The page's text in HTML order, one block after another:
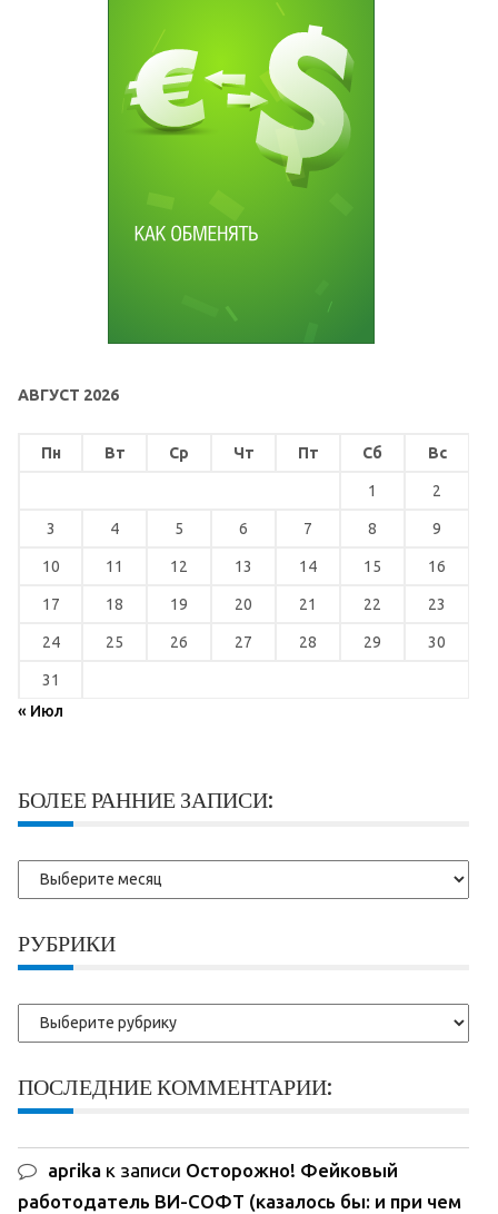
АВГУСТ 2026
Пн Вт Ср Чт Пт Сб Вс
1 2
3 4 5 6 7 8 9
10 11 12 13 14 15 16
17 18 19 20 21 22 23
24 25 26 27 28 29 30
31
« Июл
БОЛЕЕ РАННИЕ ЗАПИСИ:
Более
ранние
РУБРИКИ
Рубрики
ПОСЛЕДНИЕ КОММЕНТАРИИ:
aprika к записи Осторожно! Фейковый
работодатель ВИ-СОФТ (казалось бы: и при чем